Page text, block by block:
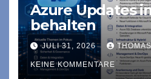
Azure Updates
behalten
JULI 31, 2026
KEINE KOMMENTARE